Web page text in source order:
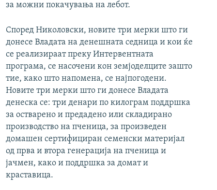
за можни покачувања на лебот.
Според Николовски, новите три мерки што ги
донесе Владата на денешната седница и кои ќе
се реализираат преку Интервентната
програма, се насочени кон земјоделците зашто
тие, како што напомена, се најпогодени.
Новите три мерки што ги донесе Владата
денеска се: три денари по килограм поддршка
за остварено и предадено или складирано
производство на пченица, за произведен
домашен сертифициран семенски материјал
од прва и втора генерација на пченица и
јачмен, како и поддршка за домат и
краставица.